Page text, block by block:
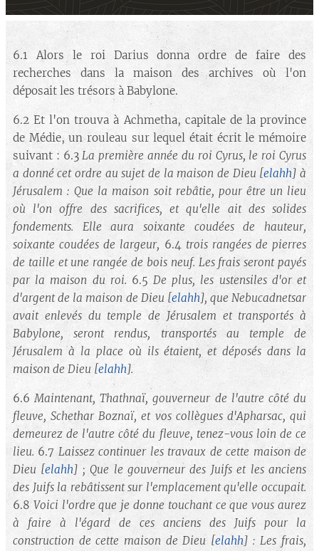
6.1 Alors le roi Darius donna ordre de faire des
recherches dans la maison des archives où l'on
déposait les trésors à Babylone.
6.2 Et l'on trouva à Achmetha, capitale de la province
de Médie, un rouleau sur lequel était écrit le mémoire
suivant : 6.3La première année du roi Cyrus, le roi Cyrus
a donné cet ordre au sujet de la maison de Dieu [elahh]à
Jérusalem : Que la maison soit rebâtie, pour être un lieu
où l'on offre des sacrifices, et qu'elle ait des solides
fondements. Elle aura soixante coudées de hauteur,
soixante coudées de largeur, 6.4 trois rangées de pierres
de taille et une rangée de bois neuf. Les frais seront payés
par la maison du roi. 6.5De plus, les ustensiles d'or et
d'argent de la maison de Dieu [elahh], que Nebucadnetsar
avait enlevés du temple de Jérusalem et transportés à
Babylone, seront rendus, transportés au temple de
Jérusalem à la place où ils étaient, et déposés dans la
maison de Dieu[elahh].
6.6Maintenant, Thathnaï, gouverneur de l'autre côté du
fleuve, Schethar Boznaï, et vos collègues d'Apharsac, qui
demeurez de l'autre côté du fleuve, tenez-vous loin de ce
lieu. 6.7 Laissez continuer les travaux de cette maison de
Dieu [elahh] ; Que le gouverneur des Juifs et les anciens
des Juifs la rebâtissent sur l'emplacement qu'elle occupait.
6.8 Voici l'ordre que je donne touchant ce que vous aurez
à faire à l'égard de ces anciens des Juifs pour la
construction de cette maison de Dieu [elahh] : Les frais,